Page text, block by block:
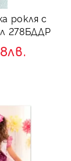
рокля с
278БДДР